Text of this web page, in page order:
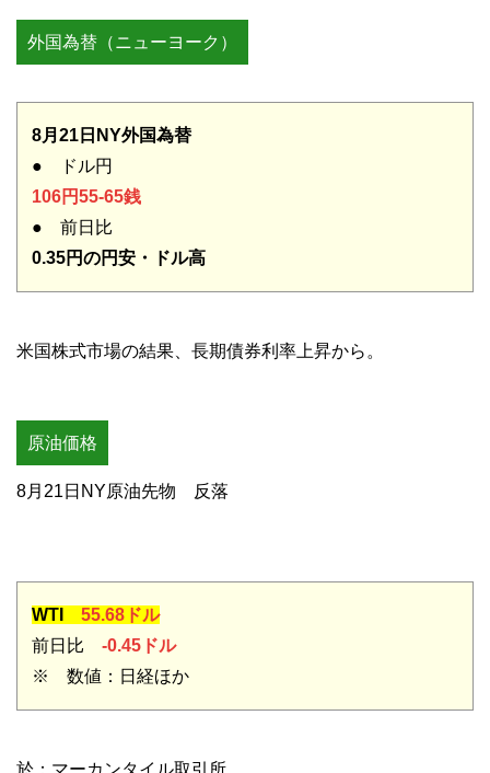
外国為替（ニューヨーク）
8月21日NY外国為替
● ドル円
106円55-65銭
● 前日比
0.35円の円安・ドル高
米国株式市場の結果、長期債券利率上昇から。
原油価格
8月21日NY原油先物 反落
WTI 55.68ドル
前日比 -0.45ドル
※ 数値：日経ほか
於：マーカンタイル取引所